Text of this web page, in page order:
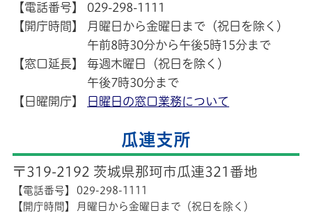
【電話番号】
029-298-1111
【開庁時間】
月曜日から金曜日まで（祝日を除く）
午前8時30分から午後5時15分まで
【窓口延長】
毎週木曜日（祝日を除く）
午後7時30分まで
【日曜開庁】
日曜日の窓口業務について
瓜連支所
〒319-2192 茨城県那珂市瓜連321番地
【電話番号】
029-298-1111
【開庁時間】
月曜日から金曜日まで（祝日を除く）